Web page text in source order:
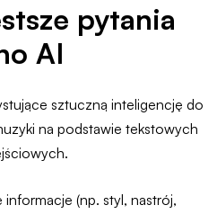
pytania
AI
sztuczną inteligencję do
na podstawie tekstowych
(np. styl, nastrój,